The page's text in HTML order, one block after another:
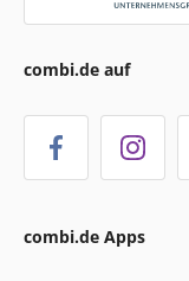
combi.de auf
combi.de Apps